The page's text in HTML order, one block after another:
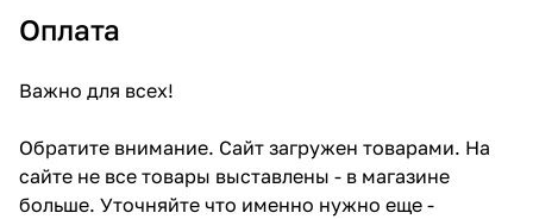
Оплата
Важно для всех!
Обратите внимание. Сайт загружен товарами. На
сайте не все товары выставлены - в магазине
больше. Уточняйте что именно нужно еще -